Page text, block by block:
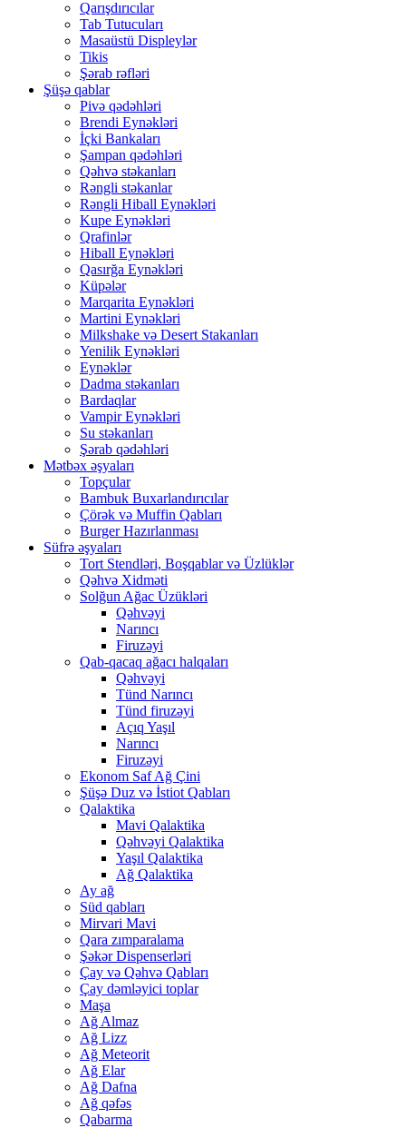
Qarışdırıcılar
Tab Tutucuları
Masaüstü Displeylər
Tikis
Şərab rəfləri
Şüşə qablar
Pivə qədəhləri
Brendi Eynəkləri
İçki Bankaları
Şampan qədəhləri
Qəhvə stəkanları
Rəngli stəkanlar
Rəngli Hiball Eynəkləri
Kupe Eynəkləri
Qrafinlər
Hiball Eynəkləri
Qasırğa Eynəkləri
Küpələr
Marqarita Eynəkləri
Martini Eynəkləri
Milkshake və Desert Stakanları
Yenilik Eynəkləri
Eynəklər
Dadma stəkanları
Bardaqlar
Vampir Eynəkləri
Su stəkanları
Şərab qədəhləri
Mətbəx əşyaları
Topçular
Bambuk Buxarlandırıcılar
Çörək və Muffin Qabları
Burger Hazırlanması
Süfrə əşyaları
Tort Stendləri, Boşqablar və Üzlüklər
Qəhvə Xidməti
Solğun Ağac Üzükləri
Qəhvəyi
Narıncı
Firuzəyi
Qab-qacaq ağacı halqaları
Qəhvəyi
Tünd Narıncı
Tünd firuzəyi
Açıq Yaşıl
Narıncı
Firuzəyi
Ekonom Saf Ağ Çini
Şüşə Duz və İstiot Qabları
Qalaktika
Mavi Qalaktika
Qəhvəyi Qalaktika
Yaşıl Qalaktika
Ağ Qalaktika
Ay ağ
Süd qabları
Mirvari Mavi
Qara zımparalama
Şəkər Dispenserləri
Çay və Qəhvə Qabları
Çay dəmləyici toplar
Maşa
Ağ Almaz
Ağ Lizz
Ağ Meteorit
Ağ Elar
Ağ Dafna
Ağ qəfəs
Qabarma